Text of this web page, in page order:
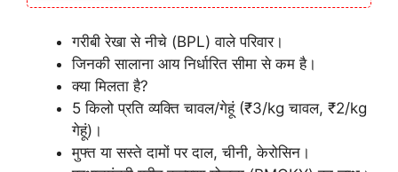
गरीबी रेखा से नीचे (BPL) वाले परिवार।
जिनकी सालाना आय निर्धारित सीमा से कम है।
क्या मिलता है?
5 किलो प्रति व्यक्ति चावल/गेहूं (₹3/kg चावल, ₹2/kg
गेहूं)।
मुफ्त या सस्ते दामों पर दाल, चीनी, केरोसिन।